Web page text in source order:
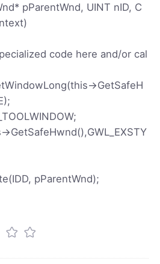
pParentWnd, UINT nID, C
code here and/or cal
>GetSafeH
pParentWnd);